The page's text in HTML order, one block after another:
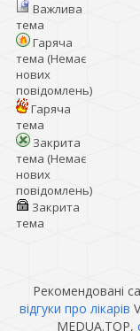
Важлива
тема
Гаряча
тема (Немає
нових
повідомлень)
Гаряча
тема
Закрита
тема (Немає
нових
повідомлень)
Закрита
тема
Рекомендовані
відгуки про лікарів
MEDUA.TOP,